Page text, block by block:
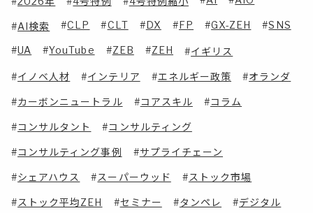
AI検索 CLP CLT DX FP GX-ZEH SNS
UA YouTube ZEB ZEH イギリス
イノベ人材 インテリア エネルギー政策 オランダ
カーボンニュートラル コアスキル コラム
コンサルタント コンサルティング
コンサルティング事例 サプライチェーン
シェアハウス スーパーウッド ストック市場
ストック平均ZEH セミナー タンペレ デジタル